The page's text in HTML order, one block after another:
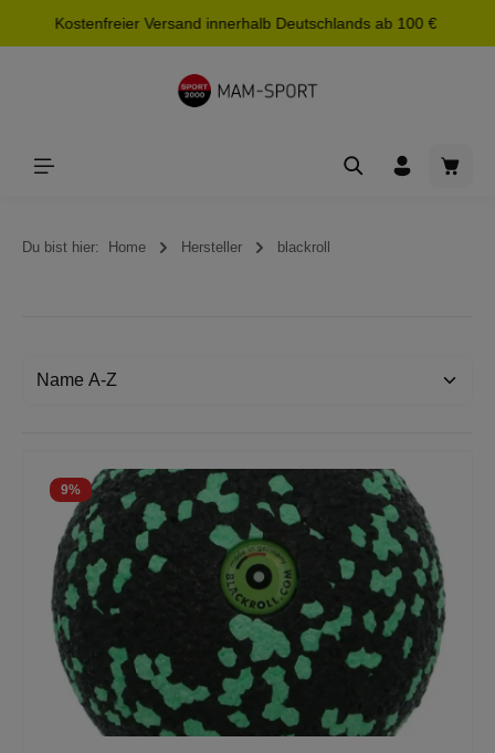
springen
Kostenfreier Versand innerhalb Deutschlands ab 100 €
Du bist hier: Home Hersteller blackroll
9%